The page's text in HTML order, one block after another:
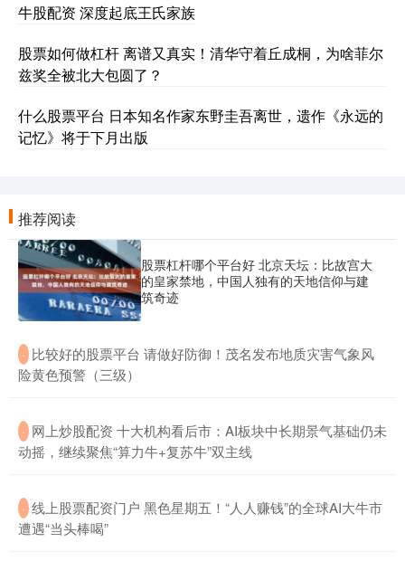
牛股配资 深度起底王氏家族
股票如何做杠杆 离谱又真实！清华守着丘成桐，为啥菲尔
兹奖全被北大包圆了？
什么股票平台 日本知名作家东野圭吾离世，遗作《永远的
记忆》将于下月出版
推荐阅读
股票杠杆哪个平台好 北京天坛：比故宫大
的皇家禁地，中国人独有的天地信仰与建
筑奇迹
· ​比较好的股票平台 请做好防御！茂名发布地质灾害气象风
险黄色预警（三级）
· ​网上炒股配资 十大机构看后市：AI板块中长期景气基础仍未
动摇，继续聚焦“算力牛+复苏牛”双主线
· ​线上股票配资门户 黑色星期五！“人人赚钱”的全球AI大牛市
遭遇“当头棒喝”